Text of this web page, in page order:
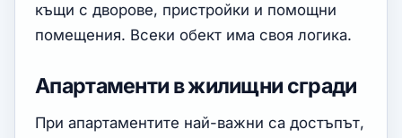
къщи с дворове, пристройки и помощни
помещения. Всеки обект има своя логика.
Апартаменти в жилищни сгради
При апартаментите най-важни са достъпът,